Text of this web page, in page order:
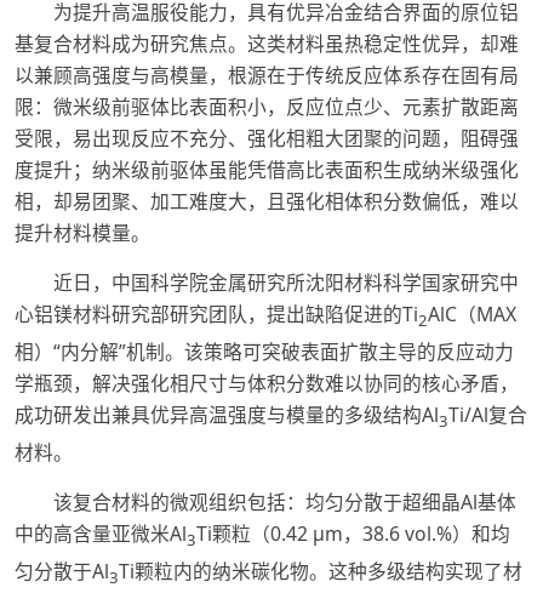
为提升高温服役能力，具有优异冶金结合界面的原位铝
基复合材料成为研究焦点。这类材料虽热稳定性优异，却难
以兼顾高强度与高模量，根源在于传统反应体系存在固有局
限：微米级前驱体比表面积小，反应位点少、元素扩散距离
受限，易出现反应不充分、强化相粗大团聚的问题，阻碍强
度提升；纳米级前驱体虽能凭借高比表面积生成纳米级强化
相，却易团聚、加工难度大，且强化相体积分数偏低，难以
提升材料模量。
近日，中国科学院金属研究所沈阳材料科学国家研究中
心铝镁材料研究部研究团队，提出缺陷促进的Ti2AlC（MAX
相）“内分解”机制。该策略可突破表面扩散主导的反应动力
学瓶颈，解决强化相尺寸与体积分数难以协同的核心矛盾，
成功研发出兼具优异高温强度与模量的多级结构Al3Ti/Al复合
材料。
该复合材料的微观组织包括：均匀分散于超细晶Al基体
中的高含量亚微米Al3Ti颗粒（0.42 μm，38.6 vol.%）和均
匀分散于Al3Ti颗粒内的纳米碳化物。这种多级结构实现了材